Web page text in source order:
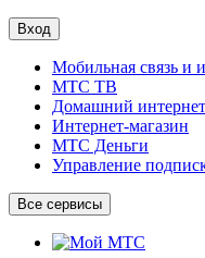
Вход
Мобильная связь и
МТС ТВ
Домашний интернет
Интернет-магазин
МТС Деньги
Управление
Все сервисы